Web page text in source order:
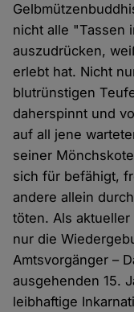
nicht alle "Tassen
auszudrücken,
erlebt hat. Nicht
blutrünstigen
daherspinnt und
auf all jene
seiner
sich für befähigt,
andere allein
töten. Als
nur die
Amtsvorgänger –
ausgehenden 15.
leibhaftige